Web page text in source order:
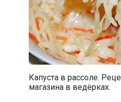
Капуста в рассоле.
магазина в ведёрках.